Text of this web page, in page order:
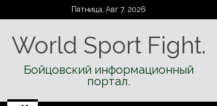
Пятница, Авг 7, 2026
World Sport Fight.
Бойцовский информационный
портал.